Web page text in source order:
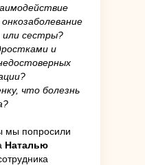
или сестры?
и
что болезнь
мы попросили
Наталью